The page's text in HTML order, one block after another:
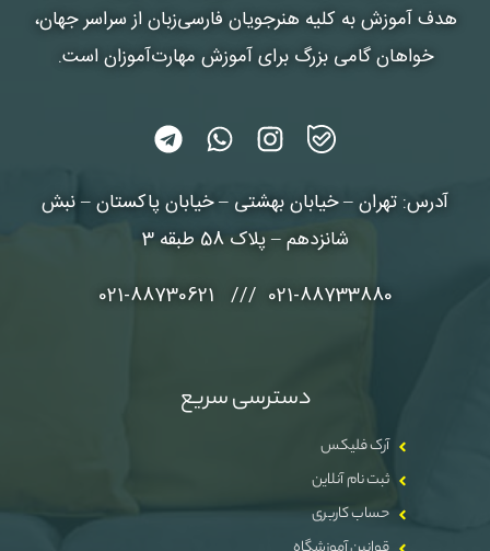
هدف آموزش به کلیه هنرجویان فارسی‌زبان از سراسر جهان،
خواهان گامی بزرگ برای آموزش مهارت‌آموزان است.
آدرس: تهران – خیابان بهشتی – خیابان پاکستان – نبش
شانزدهم – پلاک 58 طبقه 3
021-88733880 /// 021-88730621
دسترسی سریع
آرک فلیکس
ثبت نام آنلاین
حساب کاربری